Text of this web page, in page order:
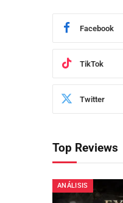
Facebook
TikTok
Twitter
Top Reviews
ANÁLISIS